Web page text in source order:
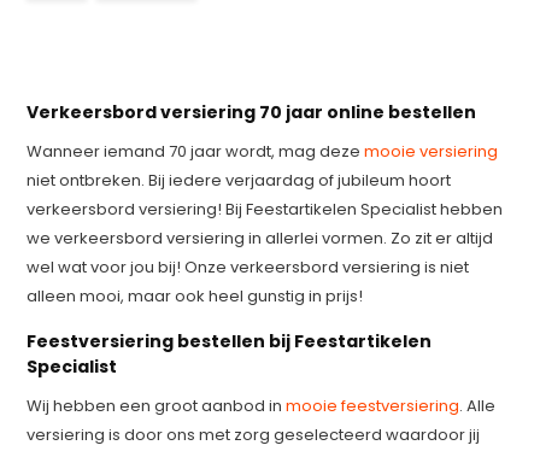
Verkeersbord versiering 70 jaar online bestellen
Wanneer iemand 70 jaar wordt, mag dezemooie versiering
niet ontbreken. Bij iedere verjaardag of jubileum hoort
verkeersbord versiering! Bij Feestartikelen Specialist hebben
we verkeersbord versiering in allerlei vormen. Zo zit er altijd
wel wat voor jou bij! Onze verkeersbord versiering is niet
alleen mooi, maar ook heel gunstig in prijs!
Feestversiering bestellen bij Feestartikelen
Specialist
Wij hebben een groot aanbod inmooie feestversiering. Alle
versiering is door ons met zorg geselecteerd waardoor jij